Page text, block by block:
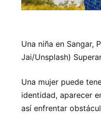
Una niña en Sangar,
Jai/Unsplash)
Una mujer puede
identidad, aparecer
así enfrentar